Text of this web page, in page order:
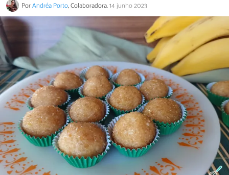
PorAndréa Porto, Colaboradora.14 junho 2023